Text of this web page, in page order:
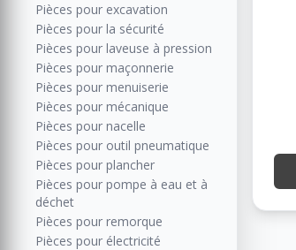
Pièces pour excavation
Pièces pour la sécurité
Pièces pour laveuse à pression
Pièces pour maçonnerie
Pièces pour menuiserie
Pièces pour mécanique
Pièces pour nacelle
Pièces pour outil pneumatique
Pièces pour plancher
Pièces pour pompe à eau et à
déchet
Pièces pour remorque
Pièces pour électricité